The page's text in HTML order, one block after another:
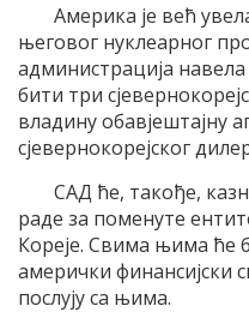
Америка је већ
његовог нуклеарног
администрација навела
бити три
владину обавјештајну
сјевернокорејског
САД ће, такође,
раде за поменуте
Кореје. Свима њима ће
амерички финансијски
послују са њима.